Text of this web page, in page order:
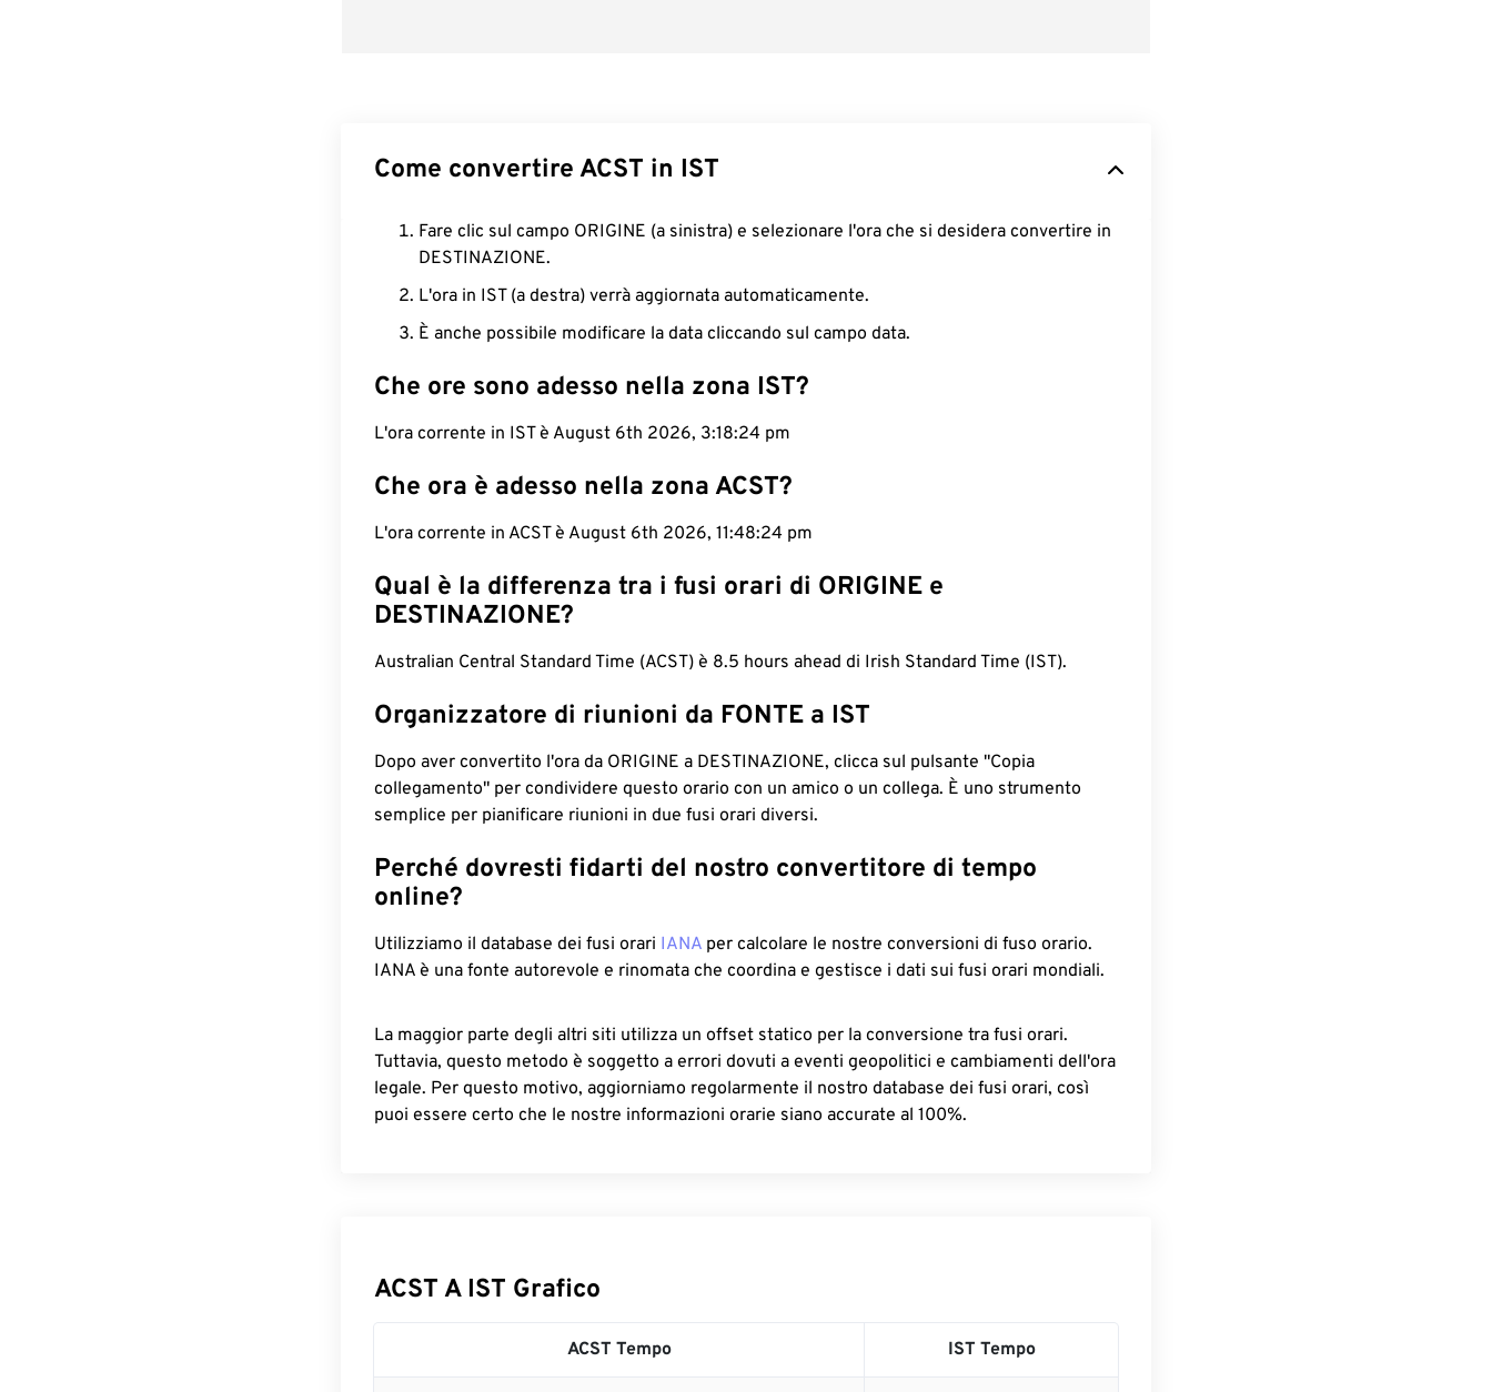
Come convertire ACST in IST
Fare clic sul campo ORIGINE (a sinistra) e selezionare l'ora che si desidera convertire in
DESTINAZIONE.
L'ora in IST (a destra) verrà aggiornata automaticamente.
È anche possibile modificare la data cliccando sul campo data.
Che ore sono adesso nella zona IST?
L'ora corrente in IST è August 6th 2026, 3:18:25 pm
Che ora è adesso nella zona ACST?
L'ora corrente in ACST è August 6th 2026, 11:48:25 pm
Qual è la differenza tra i fusi orari di ORIGINE e
DESTINAZIONE?
Australian Central Standard Time (ACST) è 8.5 hours ahead di Irish Standard Time (IST).
Organizzatore di riunioni da FONTE a IST
Dopo aver convertito l'ora da ORIGINE a DESTINAZIONE, clicca sul pulsante "Copia
collegamento" per condividere questo orario con un amico o un collega. È uno strumento
semplice per pianificare riunioni in due fusi orari diversi.
Perché dovresti fidarti del nostro convertitore di tempo
online?
Utilizziamo il database dei fusi orari IANA per calcolare le nostre conversioni di fuso orario.
IANA è una fonte autorevole e rinomata che coordina e gestisce i dati sui fusi orari mondiali.
La maggior parte degli altri siti utilizza un offset statico per la conversione tra fusi orari.
Tuttavia, questo metodo è soggetto a errori dovuti a eventi geopolitici e cambiamenti dell'ora
legale. Per questo motivo, aggiorniamo regolarmente il nostro database dei fusi orari, così
puoi essere certo che le nostre informazioni orarie siano accurate al 100%.
ACST A IST Grafico
ACST Tempo IST Tempo